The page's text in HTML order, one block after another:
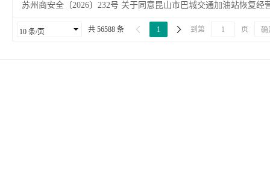
苏州商安全〔2026〕232号 关于同意昆山市巴城交通加油站恢复经
共 56588 条  1  到第 页 确